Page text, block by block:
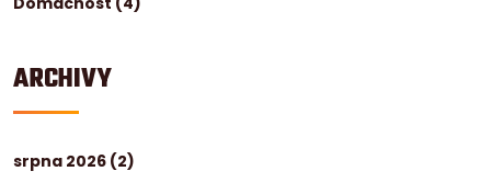
ARCHIVY
srpna 2026 (2)